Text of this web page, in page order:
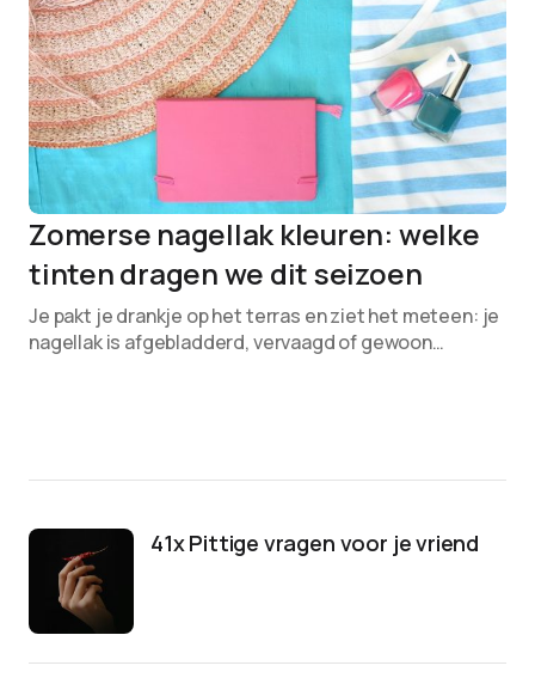
Zomerse nagellak kleuren: welke
tinten dragen we dit seizoen
Je pakt je drankje op het terras en ziet het meteen: je
nagellak is afgebladderd, vervaagd of gewoon…
41x Pittige vragen voor je vriend